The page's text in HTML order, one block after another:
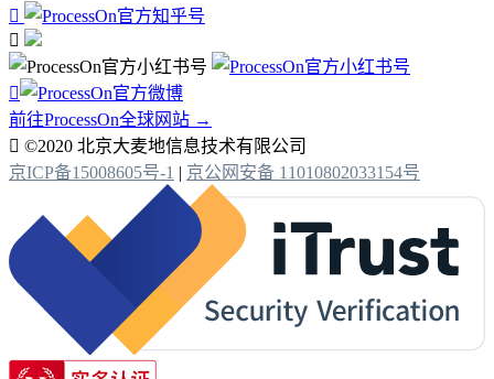



前往ProcessOn全球网站 →
 ©2020 北京大麦地信息技术有限公司
京ICP备15008605号-1 | 京公网安备 11010802033154号